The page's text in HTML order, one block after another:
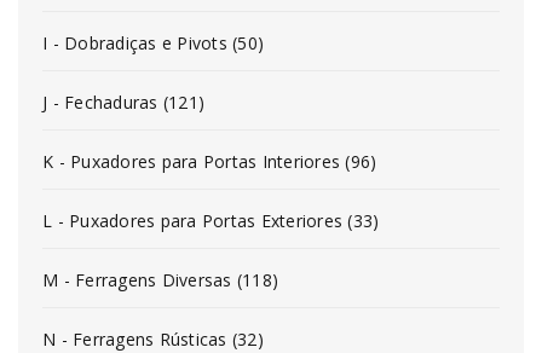
I - Dobradiças e Pivots (50)
J - Fechaduras (121)
K - Puxadores para Portas Interiores (96)
L - Puxadores para Portas Exteriores (33)
M - Ferragens Diversas (118)
N - Ferragens Rústicas (32)